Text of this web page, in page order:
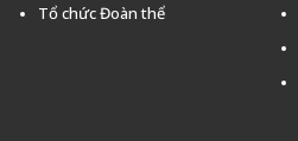
Tổ chức Đoàn thể